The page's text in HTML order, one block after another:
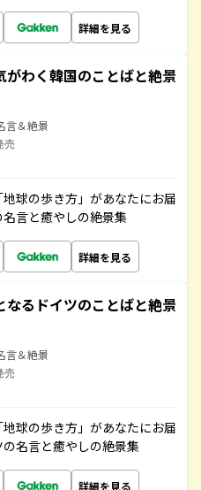
詳細を見る
がわく韓国のことばと絶景
言＆絶景
売
球の歩き方」があなたにお届
言と癒やしの絶景集
詳細を見る
なるドイツのことばと絶景
言＆絶景
売
球の歩き方」があなたにお届
名言と癒やしの絶景集
詳細を見る